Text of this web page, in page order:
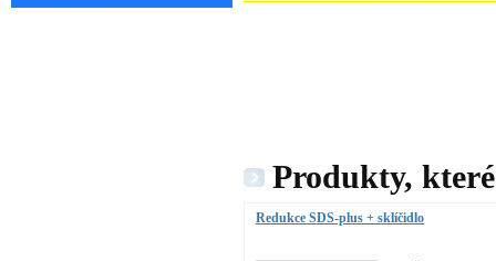
Produkty,
Redukce SDS-plus + sklíčidlo